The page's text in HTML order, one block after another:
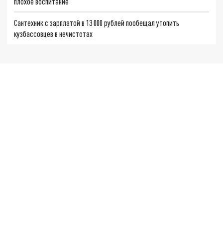
Сантехник с зарплатой в 13 000 рублей пообещал утопить
кузбассовцев в нечистотах